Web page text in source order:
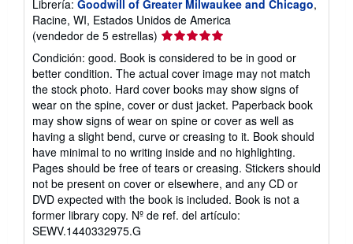
Librería: Goodwill of Greater Milwaukee and Chicago,
Racine, WI, Estados Unidos de America
(vendedor de 5 estrellas) Calificación
vendedor:
5
de
5
estrellas
Condición: good. Book is considered to be in good or
better condition. The actual cover image may not match
the stock photo. Hard cover books may show signs of
wear on the spine, cover or dust jacket. Paperback book
may show signs of wear on spine or cover as well as
having a slight bend, curve or creasing to it. Book should
have minimal to no writing inside and no highlighting.
Pages should be free of tears or creasing. Stickers should
not be present on cover or elsewhere, and any CD or
DVD expected with the book is included. Book is not a
former library copy. Nº de ref. del artículo:
SEWV.1440332975.G